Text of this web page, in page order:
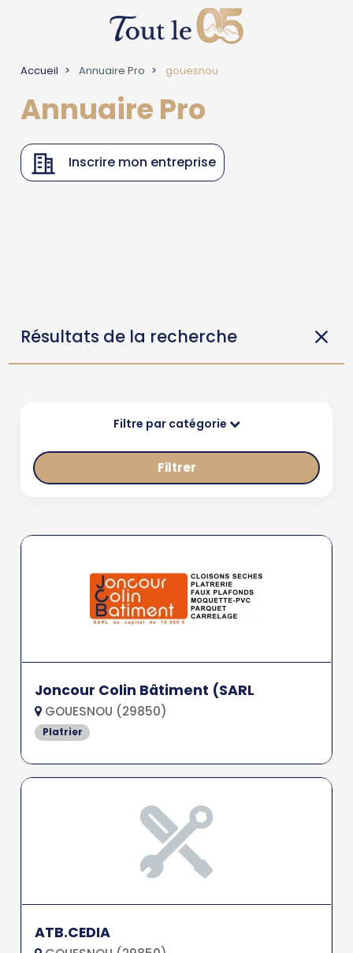
Accueil Annuaire Pro gouesnou
Annuaire Pro
Inscrire mon entreprise
Résultats de la recherche
Filtre par catégorie
Filtrer
Joncour Colin Bâtiment (SARL
GOUESNOU (29850)
Platrier
ATB.CEDIA